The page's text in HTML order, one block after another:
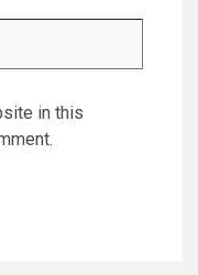
in this